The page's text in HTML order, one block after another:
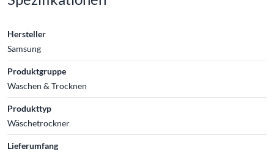
Hersteller
Samsung
Produktgruppe
Waschen & Trocknen
Produkttyp
Wäschetrockner
Lieferumfang